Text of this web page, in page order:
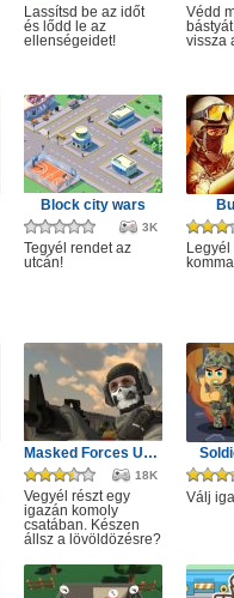
Lassítsd be az időt
és lődd le az
ellenségeidet!
Védd
vissza
Block city wars
3K
Tegyél rendet az
utcán!
Legyél
Masked Forces Unlimited
18K
Vegyél részt egy
igazán komoly
csatában. Készen
állsz a lövöldözésre?
Válj